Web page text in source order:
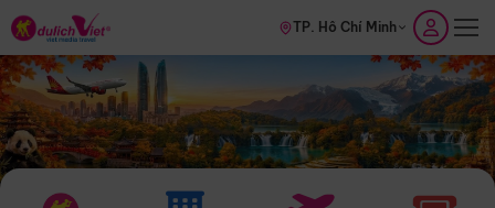
TP. Hồ Chí Minh